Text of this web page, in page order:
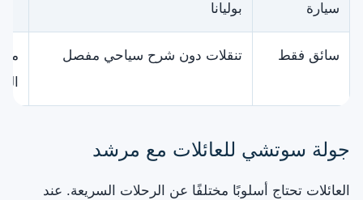
سيارة
بوليانا
سائق فقط تنقلات دون شرح سياحي مفصل
جولة سوتشي للعائلات مع مرشد
العائلات تحتاج أسلوبًا مختلفًا عن الرحلات السريعة. عند